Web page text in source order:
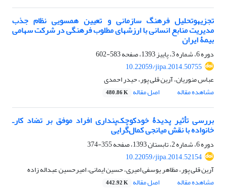
تجزیه‎وتحلیل فرهنگ سازمانی و تعیین همسویی نظام جذب
مدیریت منابع انسانی با ارزش‏های مطلوب فرهنگی در شرکت سهامی
بیمۀ ایران
دوره 6، شماره 3، پاییز 1393، صفحه
583-602
10.22059/jipa.2014.50755
عباس منوریان، آرین قلی پور، حیدر احمدی
مشاهده مقاله
اصل مقاله 480.86 K
بررسی تأثیر پدیدۀ خودکوچک‌پنداری افراد موفق بر تضاد کارـ
خانواده با نقش میانجی کمال‌گرایی
دوره 6، شماره 2، تابستان 1393، صفحه
355-374
10.22059/jipa.2014.52154
آرین قلی پور، مظاهر یوسفی امیری، حسین ایمانی، امیرحسین عبداله زاده
مشاهده مقاله
اصل مقاله 442.92 K